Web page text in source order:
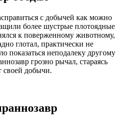
с добычей как можно
более шустрые плотоядные
к поверженному животному,
глотал, практически не
показаться неподалеку другому
грозно рычал, стараясь
своей добычи.